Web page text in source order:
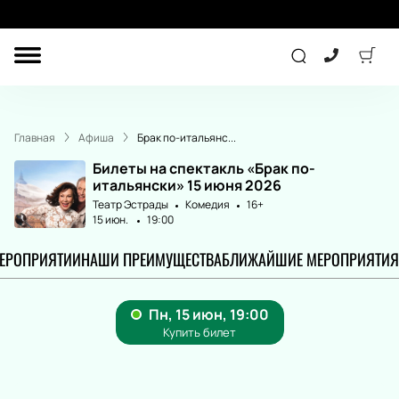
ТЕАТР
Главная Афиша Брак по-итальянс...
Билеты на спектакль «Брак по-
итальянски» 15 июня 2026
Театр Эстрады Комедия
16+
15 июн.
19:00
НАШИ ПРЕИМУЩЕСТВАБЛИЖАЙШИЕ МЕРОПРИЯТИЯ